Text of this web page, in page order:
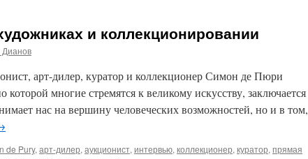
и коллекционировании
арт-дилер, куратор и коллекционер Симон де Пюри
многие стремятся к великому искусству, заключается
нас на вершину человеческих возможностей, но и в том,
de Pury, арт-дилер, аукционист, интервью, коллекционер, куратор, прямая